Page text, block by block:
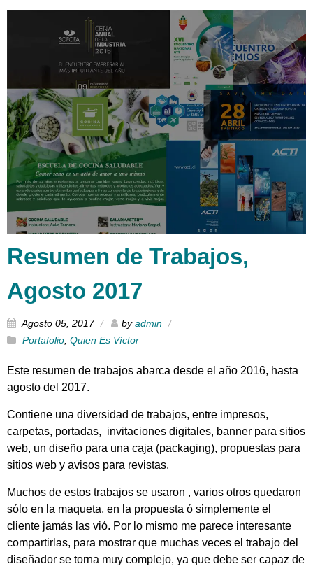
Resumen de Trabajos,
Agosto 2017
Agosto 05, 2017 byadmin
Portafolio Quien Es Víctor
Este resumen de trabajos abarca desde el año 2016, hasta
agosto del 2017.
Contiene una diversidad de trabajos, entre impresos,
carpetas, portadas, invitaciones digitales, banner para sitios
web, un diseño para una caja (packaging), propuestas para
sitios web y avisos para revistas.
Muchos de estos trabajos se usaron , varios otros quedaron
sólo en la maqueta, en la propuesta ó simplemente el
cliente jamás las vió. Por lo mismo me parece interesante
compartirlas, para mostrar que muchas veces el trabajo del
diseñador se torna muy complejo, ya que debe ser capaz de